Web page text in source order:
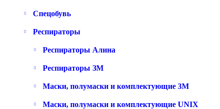
Спецобувь
Респираторы
Респираторы Алина
Респираторы ЗМ
Маски, полумаски и комплектующие 3M
Маски, полумаски и комплектующие UNIX